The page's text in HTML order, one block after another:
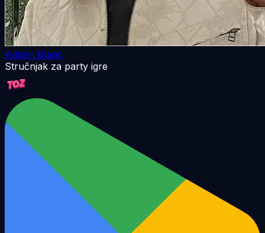
Adrien Blanc
Stručnjak za party igre